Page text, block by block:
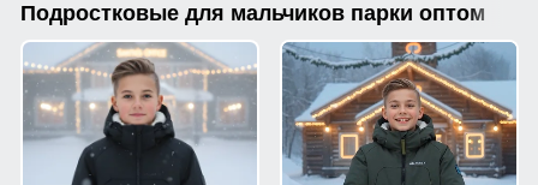
Подростковые для мальчиков парки оптом